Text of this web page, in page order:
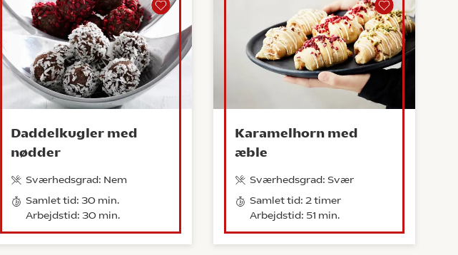
Daddelkugler med
nødder
Sværhedsgrad: Nem
Samlet tid: 30 min.
Arbejdstid: 30 min.
Karamelhorn med
æble
Sværhedsgrad: Svær
Samlet tid: 2 timer
Arbejdstid: 51 min.